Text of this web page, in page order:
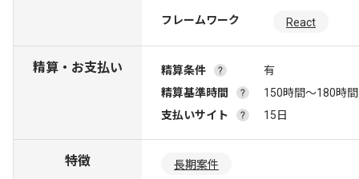
フレームワーク React
精算・お支払い 精算条件
有
精算基準時間
150時間〜180時間
支払いサイト
15日
特徴 長期案件